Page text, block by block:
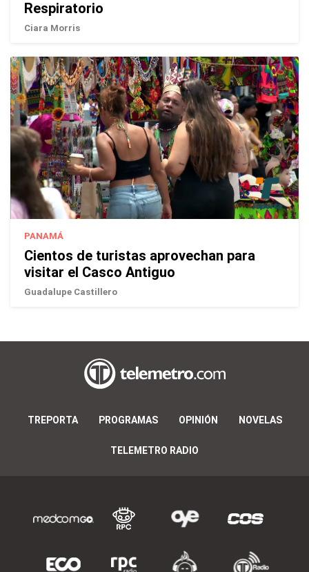
Respiratorio
Ciara Morris
PANAMÁ
Cientos de turistas aprovechan para
visitar el Casco Antiguo
Guadalupe Castillero
TREPORTA PROGRAMAS OPINIÓN NOVELAS
TELEMETRO RADIO